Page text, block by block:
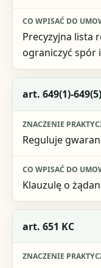
Precyzyjna lista
ograniczyć spór
art. 649(1)-
Reguluje
Klauzulę o
art. 651 KC